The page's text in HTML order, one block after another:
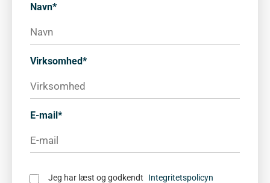
Navn*
Virksomhed*
E-mail*
Jeg har læst og godkendt Integritetspolicyn